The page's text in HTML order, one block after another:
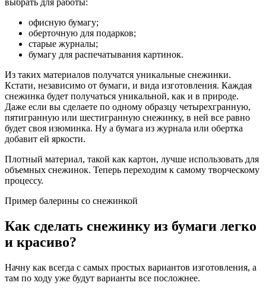
выбрать для работы:
офисную бумагу;
оберточную для подарков;
старые журналы;
бумагу для распечатывания картинок.
Из таких материалов получатся уникальные снежинки.
Кстати, независимо от бумаги, и вида изготовления. Каждая
снежинка будет получаться уникальной, как и в природе.
Даже если вы сделаете по одному образцу четырехгранную,
пятигранную или шестигранную снежинку, в ней все равно
будет своя изюминка. Ну а бумага из журнала или обертка
добавит ей яркости.
Плотный материал, такой как картон, лучше использовать для
объемных снежинок. Теперь переходим к самому творческому
процессу.
Пример балерины со снежинкой
Как сделать снежинку из бумаги легко
и красиво?
Начну как всегда с самых простых вариантов изготовления, а
там по ходу уже будут варианты все посложнее.